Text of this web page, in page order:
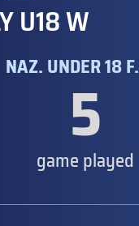
U18 W
NAZ. UNDER 18 F.
5
game played